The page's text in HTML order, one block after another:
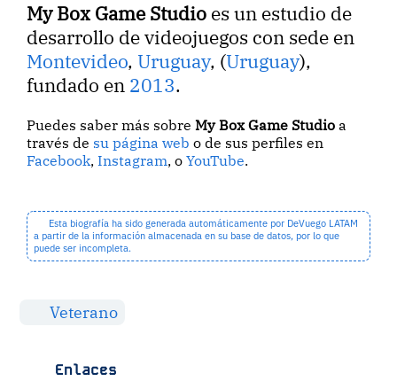
My Box Game Studio es un estudio de
desarrollo de videojuegos con sede en
Montevideo, Uruguay, (Uruguay),
fundado en 2013.
Puedes saber más sobreMy Box Game Studio a
través de su página web o de sus perfiles en
Facebook,Instagram, oYouTube.
Esta biografía ha sido generada automáticamente por DeVuego LATAM
a partir de la información almacenada en su base de datos, por lo que
puede ser incompleta.
Veterano
Enlaces